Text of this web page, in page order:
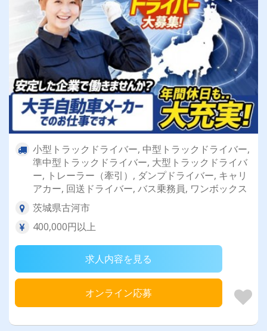
小型トラックドライバー, 中型トラックドライバー,
準中型トラックドライバー, 大型トラックドライバ
ー, トレーラー（牽引）, ダンプドライバー, キャリ
アカー, 回送ドライバー, バス乗務員, ワンボックス
茨城県古河市
400,000円以上
求人内容を見る
オンライン応募